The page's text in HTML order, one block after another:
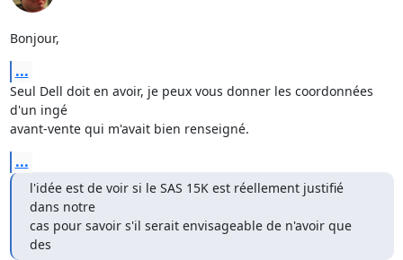
Bonjour,
...
Seul Dell doit en avoir, je peux vous donner les coordonnées
d'un ingé
avant-vente qui m'avait bien renseigné.
...
l'idée est de voir si le SAS 15K est réellement justifié
dans notre
cas pour savoir s'il serait envisageable de n'avoir que
des